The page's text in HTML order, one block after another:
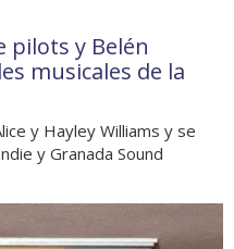
pilots y Belén
musicales de la
y Hayley Williams y se
y Granada Sound